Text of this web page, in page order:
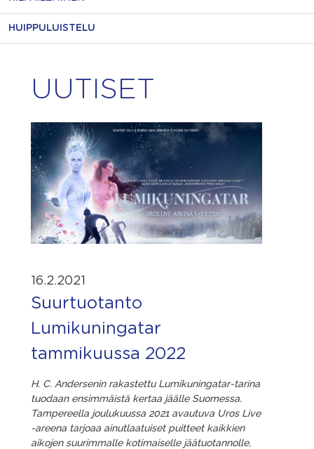
HUIPPULUISTELU
UUTISET
16.2.2021
Suurtuotanto
Lumikuningatar
tammikuussa 2022
H. C. Andersenin rakastettu Lumikuningatar-tarina
tuodaan ensimmäistä kertaa jäälle Suomessa.
Tampereella joulukuussa 2021 avautuva Uros Live
-areena tarjoaa ainutlaatuiset puitteet kaikkien
aikojen suurimmalle kotimaiselle jäätuotannolle,